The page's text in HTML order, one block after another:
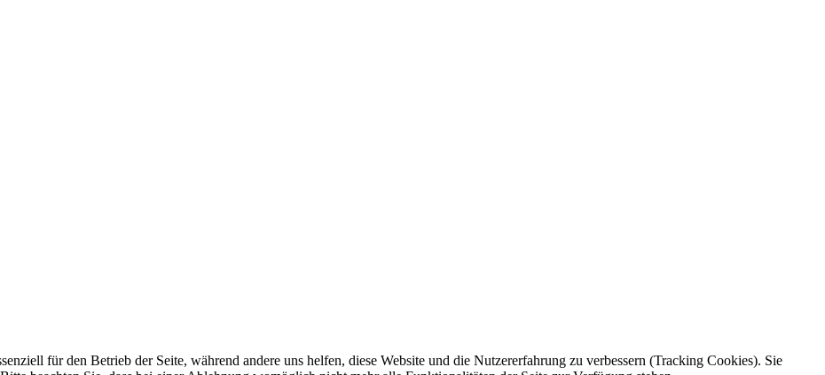
für den Betrieb der Seite, während andere uns helfen, diese Website und die Nutzererfahrung zu verbessern (Tracking Cookies). Sie